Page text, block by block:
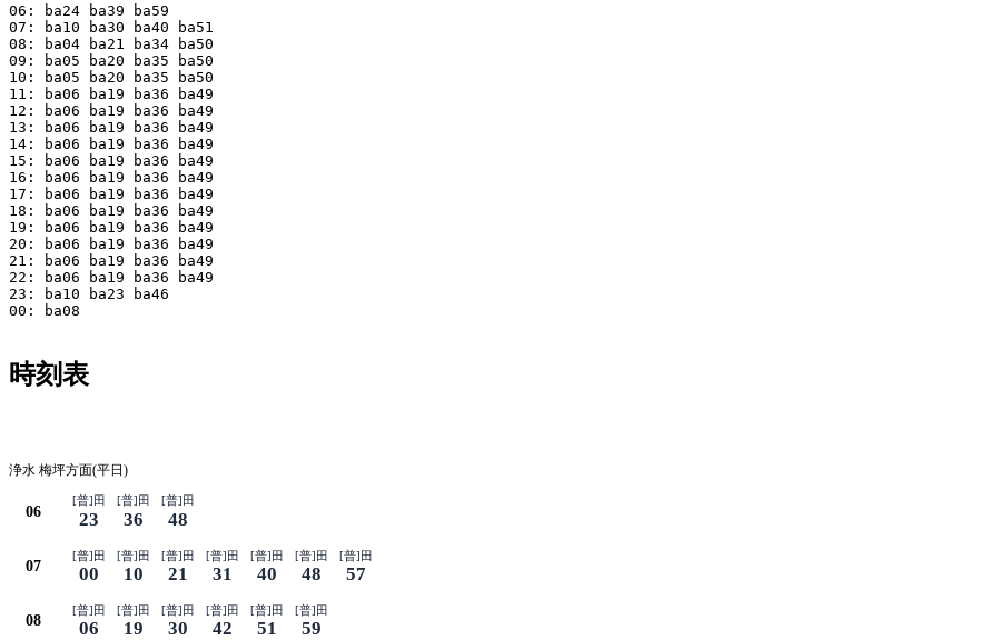
06: ba24 ba39 ba59
07: ba10 ba30 ba40 ba51
08: ba04 ba21 ba34 ba50
09: ba05 ba20 ba35 ba50
10: ba05 ba20 ba35 ba50
11: ba06 ba19 ba36 ba49
12: ba06 ba19 ba36 ba49
13: ba06 ba19 ba36 ba49
14: ba06 ba19 ba36 ba49
15: ba06 ba19 ba36 ba49
16: ba06 ba19 ba36 ba49
17: ba06 ba19 ba36 ba49
18: ba06 ba19 ba36 ba49
19: ba06 ba19 ba36 ba49
20: ba06 ba19 ba36 ba49
21: ba06 ba19 ba36 ba49
22: ba06 ba19 ba36 ba49
23: ba10 ba23 ba46
00: ba08
時刻表
浄水 梅坪方面(平日)
06
[普]田
23
[普]田
36
[普]田
48
07
[普]田
00
[普]田
10
[普]田
21
[普]田
31
[普]田
40
[普]田
48
[普]田
57
08
[普]田
06
[普]田
19
[普]田
30
[普]田
42
[普]田
51
[普]田
59